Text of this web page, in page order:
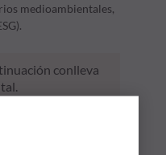
medioambientales,
conlleva